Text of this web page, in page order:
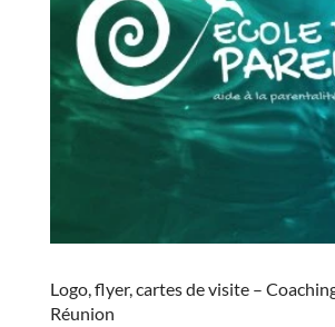
Logo, flyer, cartes de visite –
Réunion